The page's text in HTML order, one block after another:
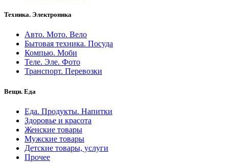
Техника. Электроника
Авто. Мото. Вело
Бытовая техника. Посуда
Компью. Моби
Теле. Эле. Фото
Транспорт. Перевозки
Вещи. Еда
Еда. Продукты. Напитки
Здоровье и красота
Женские товары
Мужские товары
Детские товары, услуги
Прочее